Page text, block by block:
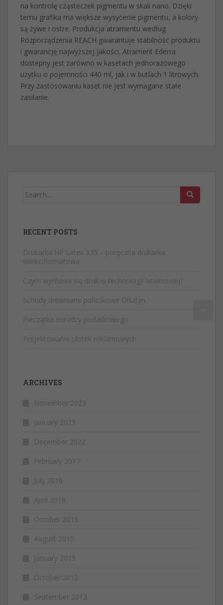
na kontrolę cząsteczek pigmentu w skali nano. Dzięki
temu grafika ma większe wysycenie pigmentu, a kolory
są żywe i ostre. Produkcja atramentu według
Rozporządzenia REACH gwarantuje stabilnośc produktu
i gwarancję najwyższej jakości. Atrament Ederra
dostepny jest zarówno w kasetach jednorazowego
użytku o pojemności 440 ml, jak i w butlach 1 litrowych.
Przy zastosowaniu kaset nie jest wymagane stałe
zasilanie.
Search
RECENT POSTS
Drukarka HP Latex 335 – poręczna drukarka
wielkoformatowa
Czym wyróżnia się druk w technologii lateksowej?
Schody drewniane policzkowe Olsztyn
Pieczątka doradcy podatkowego
Projektowanie ulotek reklamowych
ARCHIVES
November 2023
January 2023
December 2022
February 2017
July 2016
April 2016
October 2015
August 2015
January 2015
October 2012
September 2012